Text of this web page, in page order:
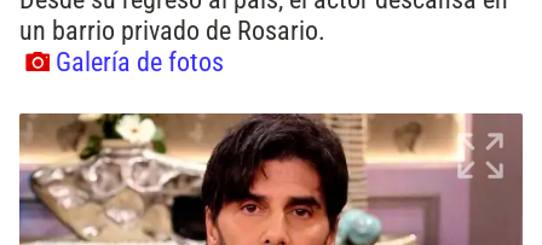
un barrio privado de Rosario.
Galería de fotos